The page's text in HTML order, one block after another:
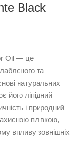
Black
Oil — це
та
натуральних
його ліпідний
і природний
плівкою,
впливу зовнішніх